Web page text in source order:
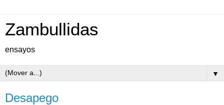
Zambullidas
ensayos
▼
Desapego